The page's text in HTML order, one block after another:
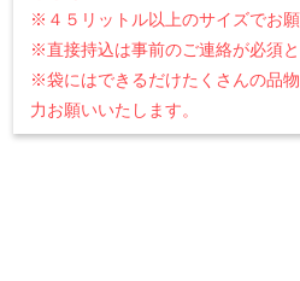
※４５リットル以上のサイズでお願
※直接持込は事前のご連絡が必須と
※袋にはできるだけたくさんの品
力お願いいたします。